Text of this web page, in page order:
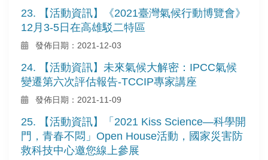
23. 【活動資訊】《2021臺灣氣候行動博覽會》
12月3-5日在高雄駁二特區
發佈日期：2021-12-03
24. 【活動資訊】未來氣候大解密：IPCC氣候
變遷第六次評估報告-TCCIP專家講座
發佈日期：2021-11-09
25. 【活動資訊】「2021 Kiss Science—科學開
門，青春不悶」Open House活動，國家災害防
救科技中心邀您線上參展